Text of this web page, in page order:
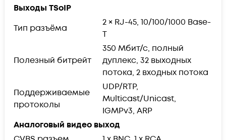
Выходы TSoIP
Тип разъёма
2 × RJ-45, 10/100/1000 Base-
T
Полезный битрейт
350 Мбит/с, полный
дуплекс, 32 выходных
потока, 2 входных потока
Поддерживаемые
протоколы
UDP/RTP,
Multicast/Unicast,
IGMPv3, ARP
Аналоговый видео выход